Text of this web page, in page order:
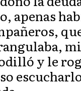
apenas
y le